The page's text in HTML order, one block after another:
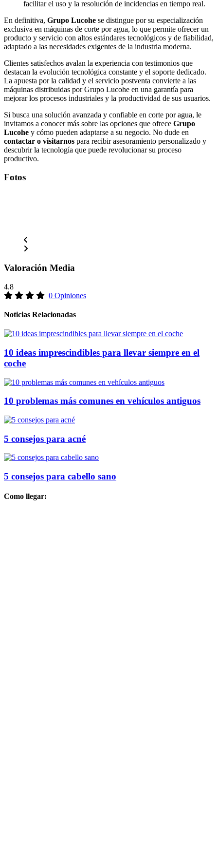
facilitar el uso y la resolución de incidencias en tiempo real.
En definitiva, Grupo Lucohe se distingue por su especialización
exclusiva en máquinas de corte por agua, lo que permite ofrecer un
producto y servicio con altos estándares tecnológicos y de fiabilidad,
adaptado a las necesidades exigentes de la industria moderna.
Clientes satisfechos avalan la experiencia con testimonios que
destacan la evolución tecnológica constante y el soporte dedicado.
La apuesta por la calidad y el servicio postventa convierte a las
máquinas distribuidas por Grupo Lucohe en una garantía para
mejorar los procesos industriales y la productividad de sus usuarios.
Si busca una solución avanzada y confiable en corte por agua, le
invitamos a conocer más sobre las opciones que ofrece Grupo
Lucohe y cómo pueden adaptarse a su negocio. No dude en
contactar o visitarnos para recibir asesoramiento personalizado y
descubrir la tecnología que puede revolucionar su proceso
productivo.
Fotos
Valoración Media
4.8
0 Opiniones
Noticias Relacionadas
10 ideas imprescindibles para llevar siempre en el
coche
10 problemas más comunes en vehículos antiguos
5 consejos para acné
5 consejos para cabello sano
Como llegar: